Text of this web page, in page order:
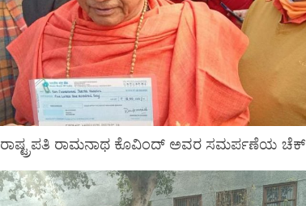
ರಾಷ್ಟ್ರಪತಿ ರಾಮನಾಥ ಕೊವಿಂದ್ ಅವರ ಸಮರ್ಪಣೆಯ ಚೆಕ್